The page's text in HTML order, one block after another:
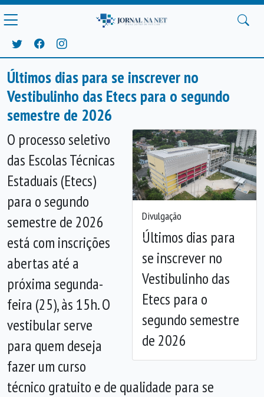
Últimos dias para se inscrever no
Vestibulinho das Etecs para o segundo
semestre de 2026
Divulgação
Últimos dias para
se inscrever no
Vestibulinho das
Etecs para o
segundo semestre
de 2026
Anterior
O processo seletivo
das Escolas Técnicas
Estaduais (Etecs)
para o segundo
semestre de 2026
está com inscrições
abertas até a
próxima segunda-
feira (25), às 15h. O
vestibular serve
para quem deseja
fazer um curso
técnico gratuito e de qualidade para se